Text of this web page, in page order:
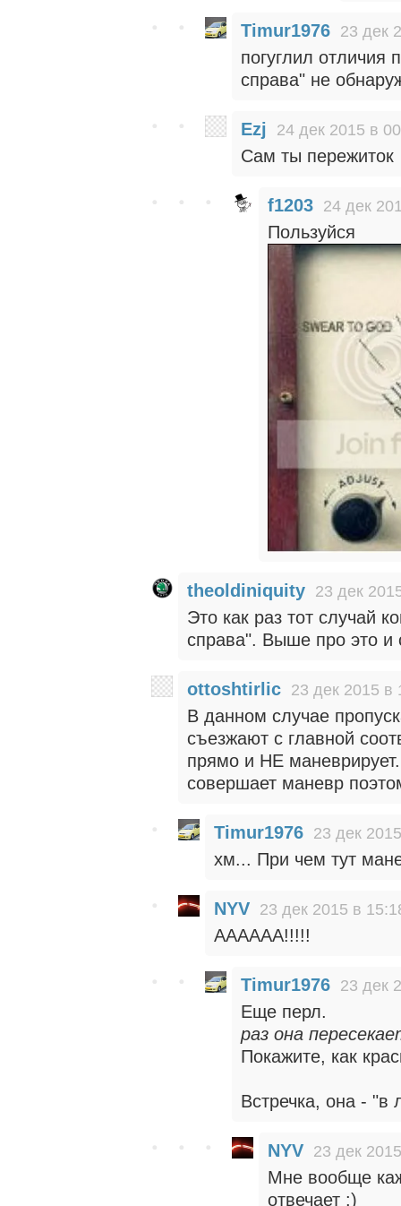
Timur1976 23 дек
погуглил отличия
справа" не
Ezj 24 дек 2015 в
Сам ты пережиток
f1203 24 дек
Пользуйся
theoldiniquity 23 дек
Это как раз тот случай
справа". Выше про это и
ottoshtirlic 23 дек 2015 в
В данном случае
съезжают с главной
прямо и НЕ
совершает маневр
Timur1976 23 дек
хм... При чем тут
NYV 23 дек 2015 в
АААААА!!!!!
Timur1976 23 дек
Еще перл.
раз она
Покажите, как
Встречка, она - "в
NYV 23 дек
Мне вообще
отвечает :)